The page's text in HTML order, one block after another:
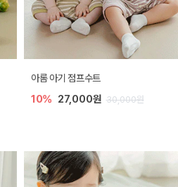
아롬 아기 점프수트
10% 27,000원 30,000원